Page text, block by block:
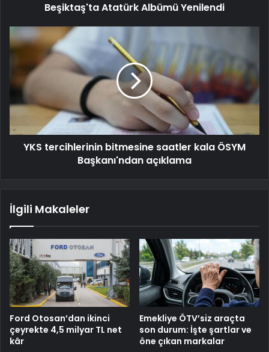
Beşiktaş'ta Atatürk Albümü Yenilendi
YKS tercihlerinin bitmesine saatler kala ÖSYM
Başkanı'ndan açıklama
İlgili Makaleler
Ford Otosan’dan ikinci
çeyrekte 4,5 milyar TL net
kâr
Emekliye ÖTV’siz araçta
son durum: İşte şartlar ve
öne çıkan markalar